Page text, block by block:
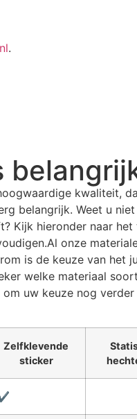
.
kwaliteit,
belangrijk. Weet u
Kijk hieronder naar
onze
is de keuze van het
welke materiaal
uw keuze nog
Zelfklevende
sticker